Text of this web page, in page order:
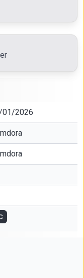
01/2026